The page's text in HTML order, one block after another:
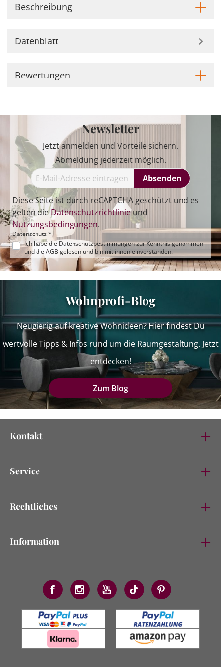
Beschreibung
Datenblatt
Bewertungen
Newsletter
Jetzt anmelden und Vorteile sichern.
Abmeldung jederzeit möglich.
Absenden
Diese Seite ist durch reCAPTCHA geschützt und es
gelten dieDatenschutzrichtlinieund
Nutzungsbedingungen.
Datenschutz *
Ich habe die Datenschutzbestimmungenzur Kenntnis genommen
und die AGB gelesen und bin mit ihnen einverstanden.
Wohnprofi-Blog
Neugierig auf kreative Wohnideen? Hier findest Du
wertvolle Tipps & Infos rund um die Raumgestaltung. Jetzt
entdecken!
Zum Blog
Kontakt
Service
Rechtliches
Information